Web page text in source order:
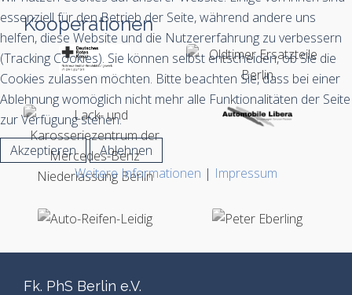
Kooperationen
Fk. PhS Berlin e.V.
essenziell für den Betrieb der Seite, während andere uns
helfen, diese Website und die Nutzererfahrung zu verbessern
(Tracking Cookies). Sie können selbst entscheiden, ob Sie die
Cookies zulassen möchten. Bitte beachten Sie, dass bei einer
Ablehnung womöglich nicht mehr alle Funktionalitäten der Seite
zur Verfügung stehen.
Akzeptieren
Ablehnen
Weitere Informationen | Impressum